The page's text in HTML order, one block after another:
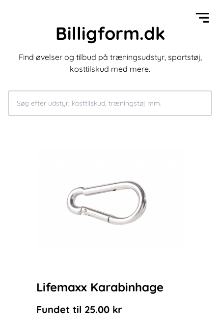
Billigform.dk
Find øvelser og tilbud på træningsudstyr, sportstøj,
kosttilskud med mere.
Lifemaxx Karabinhage
Fundet til 25.00 kr